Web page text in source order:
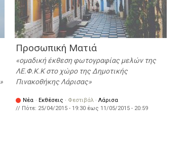
Προσωπική Ματιά
ομαδική έκθεση φωτογραφίας μελών της
ΛΕ.Φ.Κ.Κ στο χώρο της Δημοτικής
Πινακοθήκης Λάρισας
Νέα · Εκθέσεις · Φεστιβάλ · Λάρισα
// Πότε: 25/04/2015 - 19:30 έως 11/05/2015 - 20:59